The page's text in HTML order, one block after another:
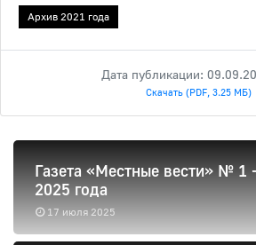
Архив 2021 года
Дата публикации:
Скачать (PDF, 3.25 МБ)
17 июля 2025
Газета «Местные вести» № 1
2025 года